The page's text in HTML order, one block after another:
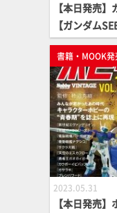
【本日発売
【ガンダム
書籍・MOOK
2023.05.31
【本日発売